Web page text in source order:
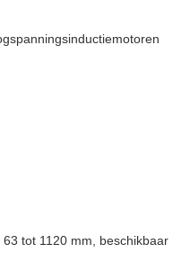
tot 1120 mm, beschikbaar